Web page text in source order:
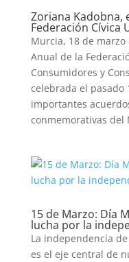
Zoriana Kadobna,
Federación Cívica
Murcia, 18 de
Anual de la
Consumidores y
celebrada el pasado
importantes
conmemorativas del
15 de Marzo: Día
lucha por la
La independencia
es el eje central de